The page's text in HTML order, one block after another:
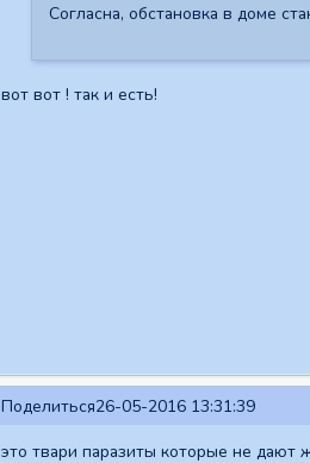
Согласна, обстановка в доме
вот вот ! так и есть!
Поделиться26-05-2016 13:31:39
это твари паразиты которые не дают